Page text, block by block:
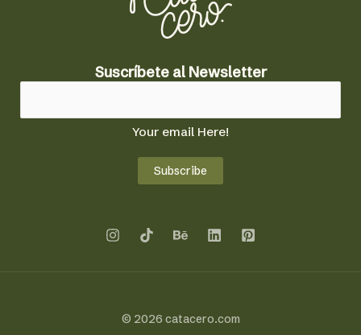
S
u
c
r
í
b
e
s
Suscríbete al Newsletter
Your email Here!
Subscribe
© 2026 catacero.com